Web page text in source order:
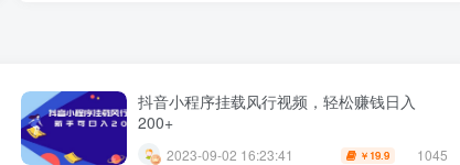
抖音小程序挂载风行视频，轻松赚钱日入
200+
2023-09-02 16:23:41 ￥ 19.9 1045